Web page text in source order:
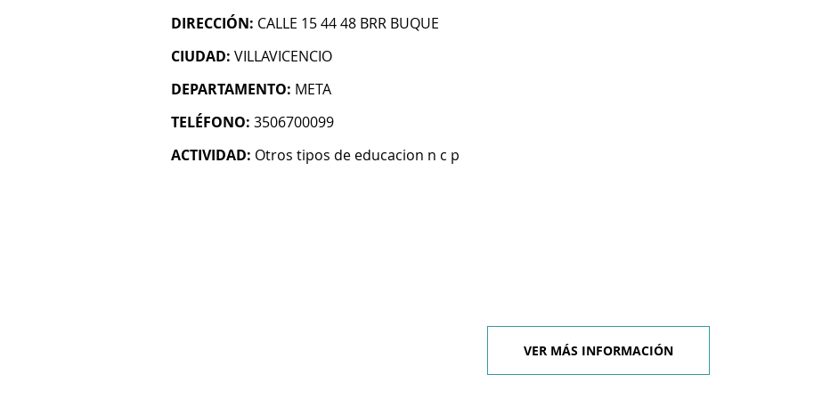
DIRECCIÓN: CALLE 15 44 48 BRR BUQUE
CIUDAD: VILLAVICENCIO
DEPARTAMENTO: META
TELÉFONO: 3506700099
ACTIVIDAD: Otros tipos de educacion n c p
VER MÁS INFORMACIÓN